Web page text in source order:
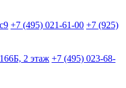
+7 (495) 021-61-00 +7 (925)
2 этаж +7 (495) 023-68-